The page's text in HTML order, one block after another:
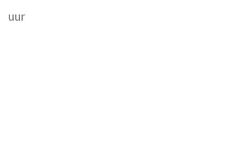
uur